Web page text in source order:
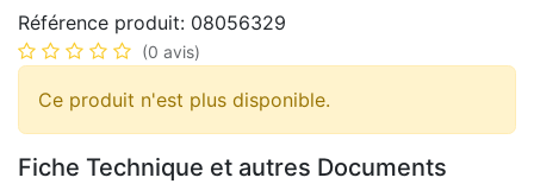
Référence produit: 08056329
(0 avis)
Ce produit n'est plus disponible.
Fiche Technique et autres Documents